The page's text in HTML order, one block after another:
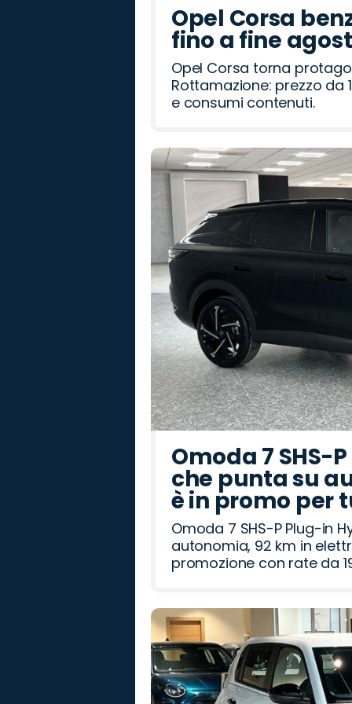
Opel Corsa
fino a fine
Opel Corsa torna
Rottamazione: prezzo da
e consumi contenuti.
Omoda 7 SHS-
che punta su
è in promo per
Omoda 7 SHS-P Plug-in
autonomia, 92 km in
promozione con rate da